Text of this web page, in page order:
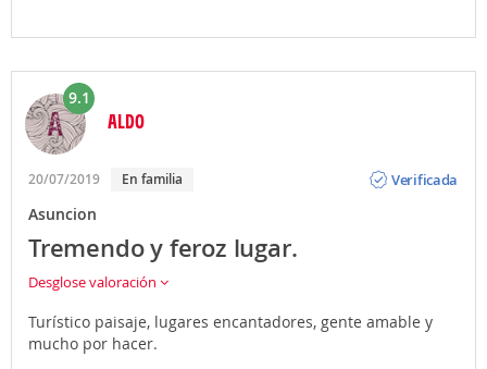
9.1
ALDO
20/07/2019 En familia
Verificada
Asuncion
Tremendo y feroz lugar.
Desglose valoración
Turístico paisaje, lugares encantadores, gente amable y
mucho por hacer.